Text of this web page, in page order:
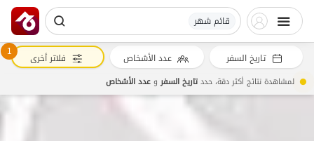
قائم شهر
تاريخ السفر عدد الأشخاص 1 فلاتر أخرى
لمشاهدة نتائج أكثر دقة، حددتاريخ السفروعدد الأشخاص